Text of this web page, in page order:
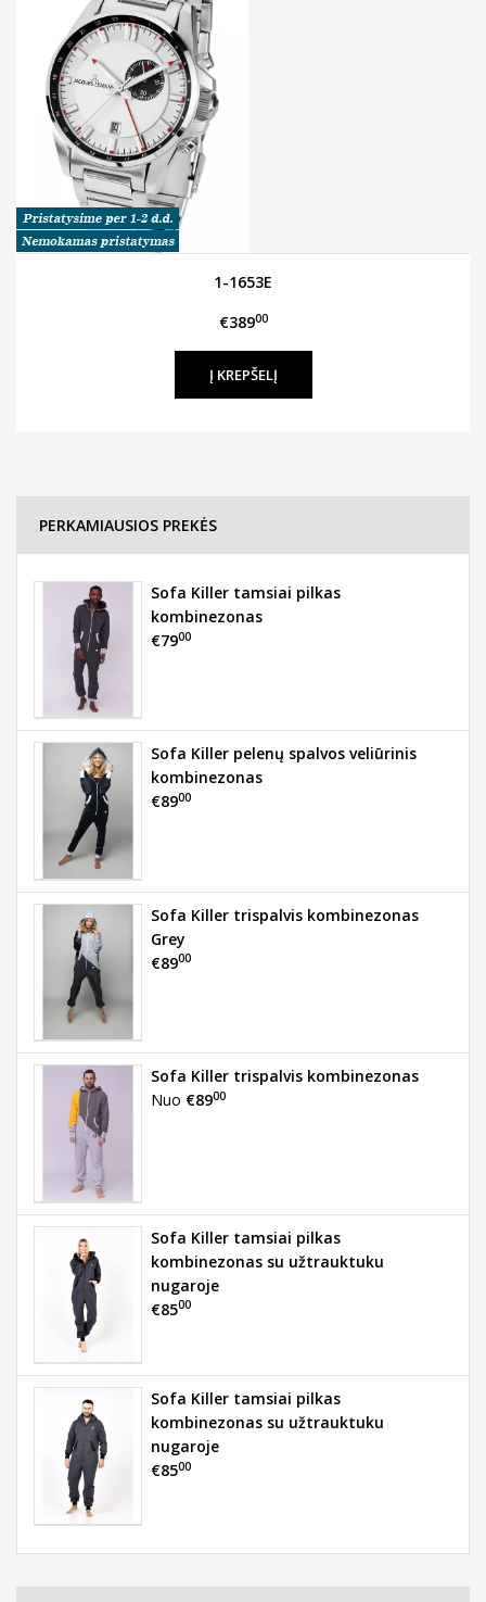
1-1653E
€38900
PERKAMIAUSIOS PREKĖS
Sofa Killer tamsiai pilkas
kombinezonas
€7900
Sofa Killer pelenų spalvos veliūrinis
kombinezonas
€8900
Sofa Killer trispalvis kombinezonas
Grey
€8900
Sofa Killer trispalvis kombinezonas
Nuo €8900
Sofa Killer tamsiai pilkas
kombinezonas su užtrauktuku
nugaroje
€8500
Sofa Killer tamsiai pilkas
kombinezonas su užtrauktuku
nugaroje
€8500